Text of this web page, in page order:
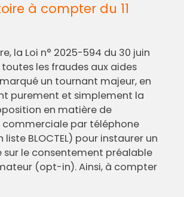
à compter du 11
la Loi n° 2025-594 du 30 juin
les fraudes aux aides
un tournant majeur, en
purement et simplement la
en matière de
par téléphone
liste BLOCTEL) pour instaurer un
sur le consentement préalable
(opt-in). Ainsi, à compter